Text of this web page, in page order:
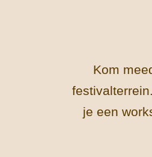
Kom
je een